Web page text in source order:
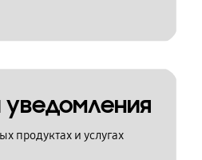
уведомления
продуктах и услугах